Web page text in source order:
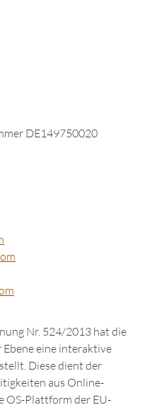
DE149750020
Nr. 524/2013 hat die
eine interaktive
Diese dient der
aus Online-
OS-Plattform der EU-